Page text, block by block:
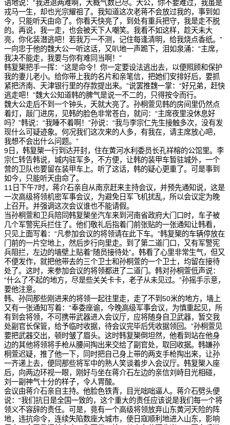
语地说：“我进退两难啊，大概气数已尽。大公，你不要难过，我虽是
戎马一生，却也光宗耀祖了。我知道这次老蒋不会放过我的，事到如
今，只能听天由命了。你看天快亮了，到处有重兵把守，我是走不脱
的。再说，我一走，也会被天下人嘲笑。我看不如这样，趁天未大
亮，你化装潜逃吧！若我万一不测，记住每逢清明，给我烧点香纸。”
一向忠于他的魏大公一听这话，又叭地一声跪下，泪如泉涌：“主席，
我决不能走，我要与你有难同当啊！”
韩复榘把手一挥：“这是命令！你一定要设法逃出去，以便照顾和保护
我的妻儿老小。给你带上我的名片和亲笔信，把她们安排好后，要抓
紧把济南、天津银行里的存款提出来。”说罢推魏一掌：“好兄弟，赶快
逃走吧！”魏大公知道韩的脾气是说一不二的，只得按令而行。
魏大公走后不到一个钟头，天就大亮了。孙桐萱见韩的房间里仍然点
着灯，敲门进房，见韩的脸色非常苍白，就问：“主席夜里没休息好
吗？”韩说：“我睡不着啊！”孙说：“我与李宗仁先生接触多次，没有发
现什么可疑迹象。何况我们这次来的人多，有我在，请主席放心吧，
我想不会出什么问题。”
9日，韩复榘一行到达开封，住在黄河水利委员长孔祥榕的公馆里。李
宗仁转告韩说，城内驻军多，不方便，让韩的装甲车暂驻城外，一个
营的卫队也要留在装甲车上。听了这话，韩的疑心更重了。可是事到
如今，只能听天由命了。
11日下午7时，蒋介石亲自从南京赶来主持会议，并预先通知说，这是
一次高级将领机密军事会议，为避免日军飞机扰乱，所以会议定为晚
上召开。并强调这次会议谁也不能请假。
当孙桐萱和卫兵陪同韩复榘坐汽车来到河南省政府大门口时，车子被
几个军警宪兵拦住了。他们敬礼后指着门前张贴的一张通知让韩看，
只见上面写着：“凡参加会议的将领请在此下车。”韩复榘的车辆停放在
门前的一片空地上，然后步行向里走。到了第二道门口，又有军警宪
兵阻拦，左边的墙壁上贴着“随员接待处”。韩看了心里非常生气，但又
不便发作，就把他带去的三个卫士和孙桐萱的一个卫士，均留在接待
处了。这时，来参加会议的将领都进了二道门。韩对孙桐萱低声说：
“什么了不起的地方，尽是些关关卡卡，老子从未见过。”孙摇手示意，
要他注意。
韩、孙同那些刚进来的将领一起往里走，走了不到50米的地方，墙上
又有一张通知写着：“奉委座谕，今晚高级军事会议，为慎重起见，所
有到会将领，不可携带武器进入会议厅，应将随身自卫武器，暂交我
处副官长保管，给予临时收据，待会议完毕后凭收据领回。”孙桐萱见
要把武器交出，顿时皱了眉头。这时韩复榘倒坦然，他看到站在他身
边的其他将领将手枪从腰间掏出来交给了副官处，取回收据。韩嫌孙
桐萱迟疑，推了他一下，同时把自己身上带的两支手枪掏出来，让孙
一齐递上去，便同那些将军中的熟人笑谈着步入会议厅。韩复榘入座
后，向两边环视一眼，刚好与坐在蒋介石左边的亲信刘峙目光相碰，
刘一副神气十分的样子，令人胃酸。
会议由蒋介石亲自主持。他脸色铁青，目光咄咄逼人。蒋介石劈头便
说：“我们抗日是全国一致的，这个重大的责任应该说是我们每一个将
领义不容辞的责任。可是，竟有一个高级将领放弃山东黄河天险的阵
地，违抗命令，连续失陷数座大城市，使日寇顺利地进入山东，影响